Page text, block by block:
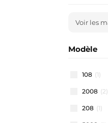
Modèle
108 (1)
2008 (2)
208 (1)